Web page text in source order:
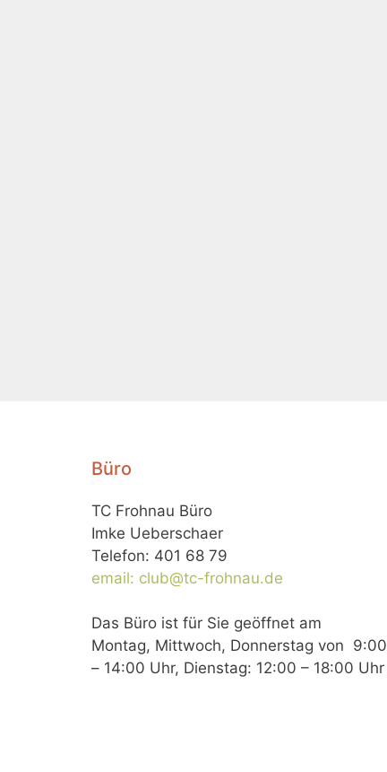
Büro
TC Frohnau Büro
Imke Ueberschaer
Telefon: 401 68 79
email: club@tc-frohnau.de
Das Büro ist für Sie geöffnet am
Montag, Mittwoch, Donnerstag von 9:00
– 14:00 Uhr, Dienstag: 12:00 – 18:00 Uhr